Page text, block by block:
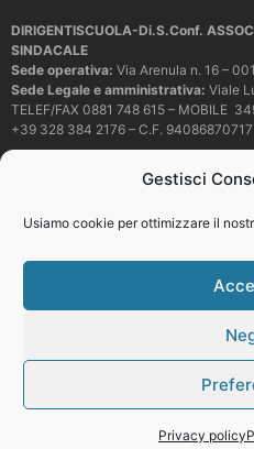
Gestisci
Usiamo cookie per ottimizzare il
Privacy policy
DIRIGENTISCUOLA-Di.S.Conf.
SINDACALE
Sede operativa: Via Arenula n. 16 –
Sede Legale e amministrativa: Viale
TELEF/FAX 0881 748 615 – MOBILE
+39 328 384 2176 – C.F. 94086870717
dirigentiscuola@pec.it
copiare o riprodurre in alcun modo i
Top